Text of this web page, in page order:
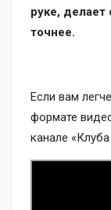
руке, делает
точнее.
Если вам
формате
канале «Клуба